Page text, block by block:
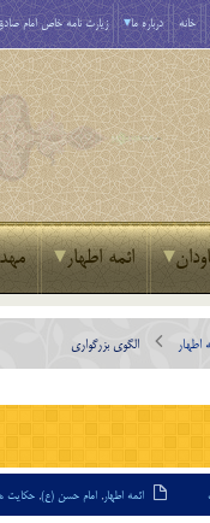
خانه درباره ما زیارت نامه خاص امام
ائمه اطهار
اطهار الگوي بزرگواري
ائمه اطهار, امام حسن (ع), حکایت